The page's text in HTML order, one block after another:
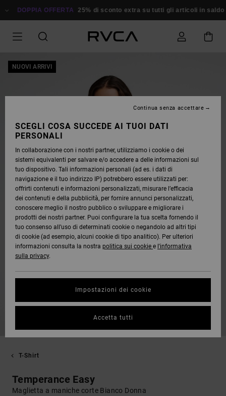
ALLE DOPPIA OFFERTA 25% di sconto extra su tutti gli articoli in saldo
NUOVI ARRIVI
T-Shirt
Temperance Easy
Maglietta a maniche corte Bianco Donna
SCEGLI COSA SUCCEDE AI TUOI DATI
PERSONALI
In collaborazione con i nostri partner, utilizziamo i cookie o dei
sistemi equivalenti per salvare e/o accedere a delle informazioni sul
tuo dispositivo. Tali informazioni personali (ad es. i dati di
navigazione e il tuo indirizzo IP) potrebbero essere utilizzati per:
offrirti contenuti e informazioni personalizzati, misurare l’efficacia
dei contenuti e della pubblicità, per fornire annunci personalizzati,
conoscere meglio il nostro pubblico o sviluppare e migliorare i
prodotti dei nostri partner. Puoi configurare la tua scelta fornendo il
tuo consenso all’uso di determinati cookie o negandolo ad altri tipi
di cookie (ad esempio, alcuni cookie di tipo analitico). Per ulteriori
informazioni consulta la nostra politica sui cookie e l'informativa
sulla privacy.
Impostazioni dei cookie
Continua senza accettare
Accetta tutti